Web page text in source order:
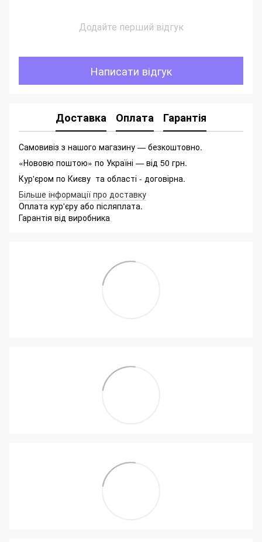
Додайте перший відгук
Написати відгук
Доставка Оплата Гарантія
Самовивіз з нашого магазину — безкоштовно.
«Нововю поштою» по Україні — від 50 грн.
Кур'єром по Києву та області - договірна.
Більше інформації про доставку
Оплата кур'єру або післяплата.
Гарантія від виробника